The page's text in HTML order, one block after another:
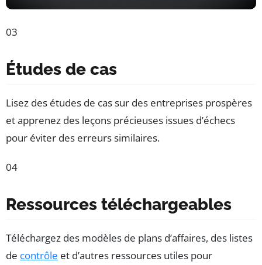
03
Études de cas
Lisez des études de cas sur des entreprises prospères
et apprenez des leçons précieuses issues d’échecs
pour éviter des erreurs similaires.
04
Ressources téléchargeables
Téléchargez des modèles de plans d’affaires, des listes
de contrôle et d’autres ressources utiles pour